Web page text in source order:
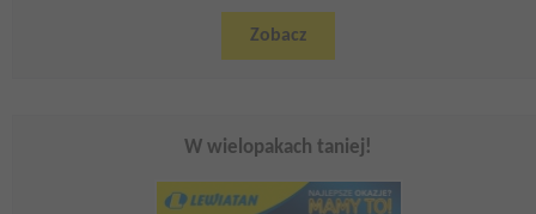
Zobacz
W wielopakach taniej!